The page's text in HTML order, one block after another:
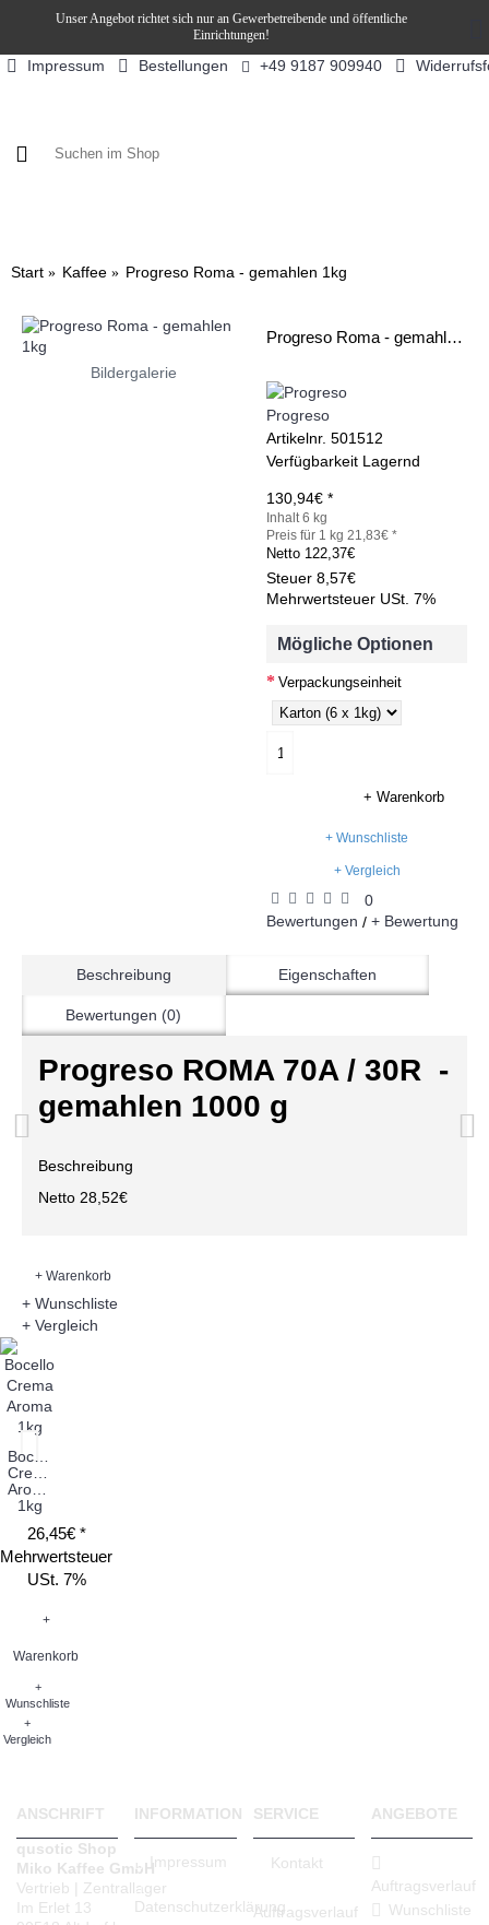
Unser Angebot richtet sich nur an Gewerbetreibende und öffentliche
Einrichtungen!
Impressum Bestellungen +49 9187 909940
Start Kaffee Progreso Roma - gemahlen 1kg
Bildergalerie
Progreso Roma - gemahlen 1kg
Progreso
Artikelnr. 501512
Verfügbarkeit Lagernd
130,94€ *
Inhalt 6 kg
Preis für 1 kg 21,83€ *
Netto 122,37€
Steuer 8,57€
Mehrwertsteuer USt. 7%
Mögliche Optionen
Verpackungseinheit
+ Warenkorb
+ Wunschliste
+ Vergleich
0
Bewertungen / + Bewertung
Beschreibung Eigenschaften
Bewertungen (0)
Progreso ROMA 70A / 30R -
gemahlen 1000 g
Beschreibung
Netto 28,52€
+ Warenkorb
+ Wunschliste
+ Vergleich
Bocello
Crema
Aroma
1kg
26,45€ *
Mehrwertsteuer
USt. 7%
+
Warenkorb
+
Wunschliste
+
Vergleich
ANSCHRIFT
qusotic Shop
Miko Kaffee GmbH
Vertrieb | Zentrallager
Im Erlet 13
INFORMATION
Impressum
Datenschutzerklärung
SERVICE
Kontakt
Auftragsverlauf
ANGEBOTE
Auftragsverlauf
Wunschliste